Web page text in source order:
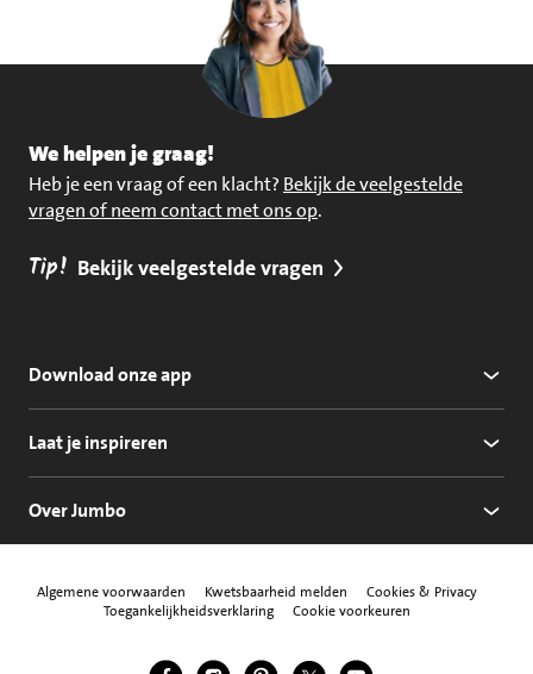
We helpen je graag!
Heb je een vraag of een klacht? Bekijk de veelgestelde
vragen of neem contact met ons op.
Tip! Bekijk veelgestelde vragen
Download onze app
Laat je inspireren
Over Jumbo
Algemene voorwaarden Kwetsbaarheid melden
Cookies & Privacy
Toegankelijkheidsverklaring
Cookie voorkeuren
Volg ons